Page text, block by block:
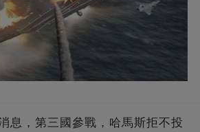
息，第三國參戰，哈馬斯拒不投